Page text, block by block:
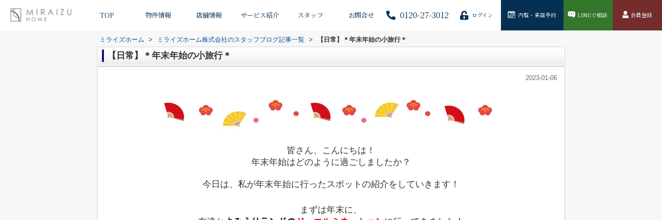
TOP 物件情報 店舗情報 サービス紹介 スタッフ お問合せ 0120-27-3012 ログイン 内覧・来店予約 LINEで相談 会員登録
ミライズホーム > ミライズホーム株式会社のスタッフブログ記事一覧 > 【日常】＊年末年始の小旅行＊
【日常】＊年末年始の小旅行＊
2023-01-06
皆さん、こんにちは！
年末年始はどのように過ごしましたか？
今日は、私が年末年始に行ったスポットの紹介をしていきます！
まずは年末に、